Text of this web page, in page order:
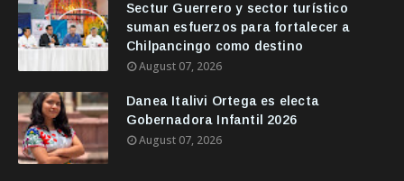
Sectur Guerrero y sector turístico
suman esfuerzos para fortalecer a
Chilpancingo como destino
August 07, 2026
Danea Italivi Ortega es electa
Gobernadora Infantil 2026
August 07, 2026